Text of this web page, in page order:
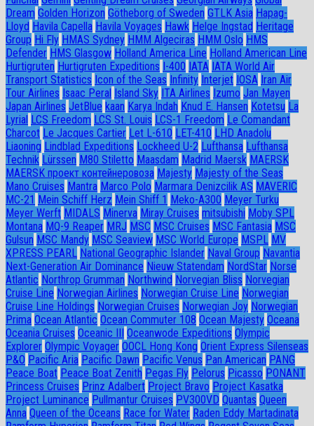
Dream Golden Horizon Götheborg of Sweden GTLK Asia Hapag-
Lloyd Havila Capella Havila Voyages Hawk Helge Ingstad Heritage
Group Hi Fly HMAS Sydney HMM Algeciras HMM Oslo HMS
Defender HMS Glasgow Holland America Line Holland American Line
Hurtigruten Hurtigruten Expeditions I-400 IATA IATA World Air
Transport Statistics Icon of the Seas Infinity Interjet IOSA Iran Air
Tour Airlines Isaac Peral Island Sky ITA Airlines Izumo Jan Mayen
Japan Airlines JetBlue kaan Karya Indah Knud E. Hansen Kotetsu La
Lyrial LCS Freedom LCS St. Louis LCS-1 Freedom Le Comandant
Charcot Le Jacques Cartier Let L-610 LET-410 LHD Anadolu
Liaoning Lindblad Expeditions Lockheed U-2 Lufthansa Lufthansa
Technik Lürssen M80 Stiletto Maasdam Madrid Maersk MAERSK
MAERSK проект контейнеровоза Majesty Majesty of the Seas
Mano Cruises Mantra Marco Polo Marmara Denizcilik AS MAVERIC
MC-21 Mein Schiff Herz Mein Shiff 1 Meko-A300 Meyer Turku
Meyer Werft MIDALS Minerva Miray Cruises mitsubishi Moby SPL
Montana MQ-9 Reaper MRJ MSC MSC Cruises MSC Fantasia MSC
Gulsun MSC Mandy MSC Seaview MSC World Europe MSPL MV
XPRESS PEARL National Geographic Islander Naval Group Navantia
Next-Generation Air Dominance Nieuw Statendam NordStar Norse
Atlantic Northrop Grumman Northwind Norvegian Bliss Norvegian
Cruise Line Norwegian Airlines Norwegian Cruise Line Norwegian
Cruise Line Holdings Norwegian Cruises Norwegian Joy Norwegian
Prima Ocean Atlantic Ocean Commuter 108 Ocean Majesty Oceana
Oceania Cruises Oceanic III Oceanwode Expeditions Olympic
Explorer Olympic Voyager OOCL Hong Kong Orient Express Silenseas
P&O Pacific Aria Pacific Dawn Pacific Venus Pan American PANG
Peace Boat Peace Boat Zenith Pegas Fly Pelorus Picasso PONANT
Princess Cruises Prinz Adalbert Project Bravo Project Kasatka
Project Luminance Pullmantur Cruises PV300VD Quantas Queen
Anna Queen of the Oceans Race for Water Raden Eddy Martadinata